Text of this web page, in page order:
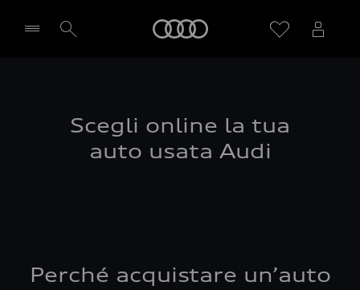
Scegli online la tua
auto usata Audi
Perché acquistare un’auto